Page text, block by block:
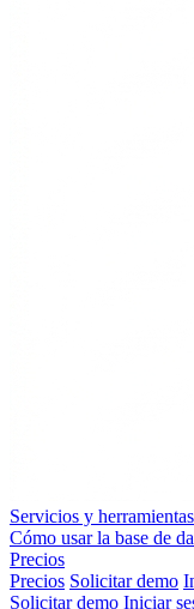
Servicios y herramientas
Cómo usar la base de
Precios
Precios Solicitar demo
Solicitar demo Iniciar